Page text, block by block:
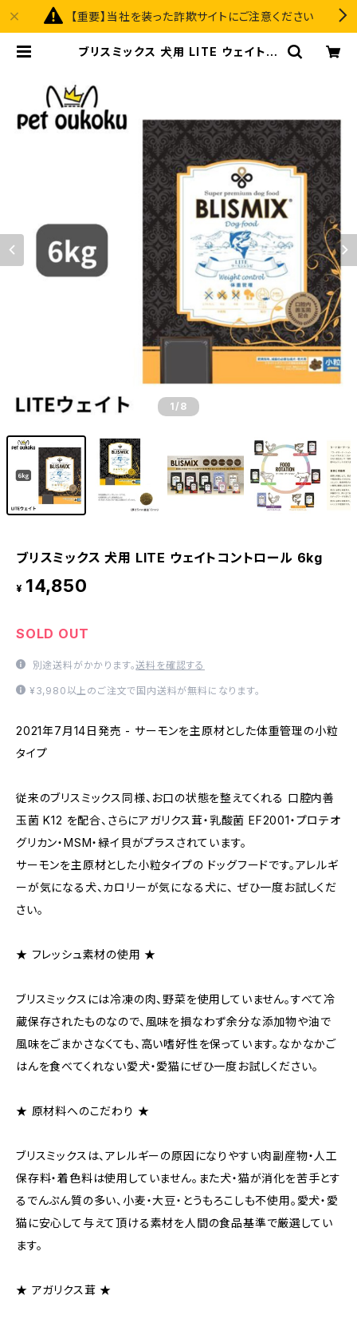
【重要】当社を装った詐欺サイトにご注意ください
ブリスミックス 犬用 LITE ウェイトコ
1 /8
ブリスミックス 犬用 LITE ウェイトコントロール 6kg
¥ 14,850
SOLD OUT
別途送料がかかります。送料を確認する
¥3,980以上のご注文で国内送料が無料になります。
2021年7月14日発売 - サーモンを主原材とした体重管理の小粒
タイプ
従来のブリスミックス同様、お口の状態を整えてくれる 口腔内善
玉菌 K12 を配合、さらにアガリクス茸・乳酸菌 EF2001・プロテオ
グリカン・MSM・緑イ貝がプラスされています。
サーモンを主原材とした小粒タイプの ドッグフードです。アレルギ
ーが気になる犬、カロリーが気になる犬に、 ぜひ一度お試しくだ
さい。
★ フレッシュ素材の使用 ★
ブリスミックスには冷凍の肉、野菜を使用していません。すべて冷
蔵保存されたものなので、風味を損なわず余分な添加物や油で
風味をごまかさなくても、高い嗜好性を保っています。なかなかご
はんを食べてくれない愛犬・愛猫にぜひ一度お試しください。
★ 原材料へのこだわり ★
ブリスミックスは、アレルギーの原因になりやすい肉副産物・人工
保存料・着色料は使用していません。また犬・猫が消化を苦手とす
るでんぷん質の多い、小麦・大豆・とうもろこしも不使用。愛犬・愛
猫に安心して与えて頂ける素材を人間の食品基準で厳選してい
ます。
★ アガリクス茸 ★